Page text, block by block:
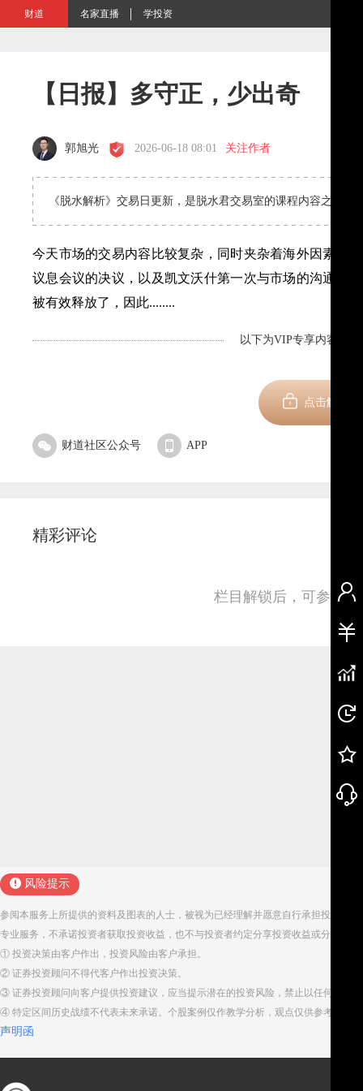
财道 名家直播 学投资
【日报】多守正，少出奇
郭旭光 2026-06-18 08:01 关注作者
《脱水解析》交易日更新，是脱水君交易室的课程内容之一，
今天市场的交易内容比较复杂，同时夹杂着海外因素和
议息会议的决议，以及凯文沃什第一次与市场的沟通，
被有效释放了，因此........
以下为VIP专享内容，剩
点击解锁
财道社区公众号 APP
精彩评论
栏目解锁后，可参与
风险提示
参阅本服务上所提供的资料及图表的人士，被视为已经理解并愿意自行承担投资服
专业服务，不承诺投资者获取投资收益，也不与投资者约定分享投资收益或分担投
① 投资决策由客户作出，投资风险由客户承担。
② 证券投资顾问不得代客户作出投资决策。
③ 证券投资顾问向客户提供投资建议，应当提示潜在的投资风险，禁止以任何方式
④ 特定区间历史战绩不代表未来承诺。个股案例仅作教学分析，观点仅供参考。股
声明函